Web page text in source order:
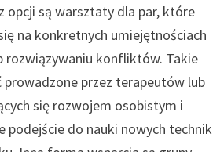
opcji są warsztaty dla par, które
na konkretnych umiejętnościach
rozwiązywaniu konfliktów. Takie
przez terapeutów lub
się rozwojem osobistym i
podejście do nauki nowych technik